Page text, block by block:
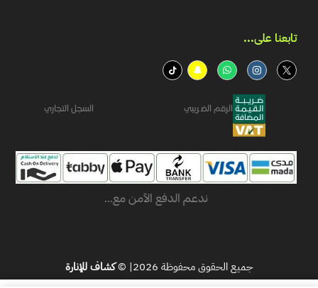
تابعنا على...​
الرقم الضريبي السجل التجاري
ندعم الدفع الآمن مع...
جميع الحقوق محفوظة 2026| © كشاف للإنارة